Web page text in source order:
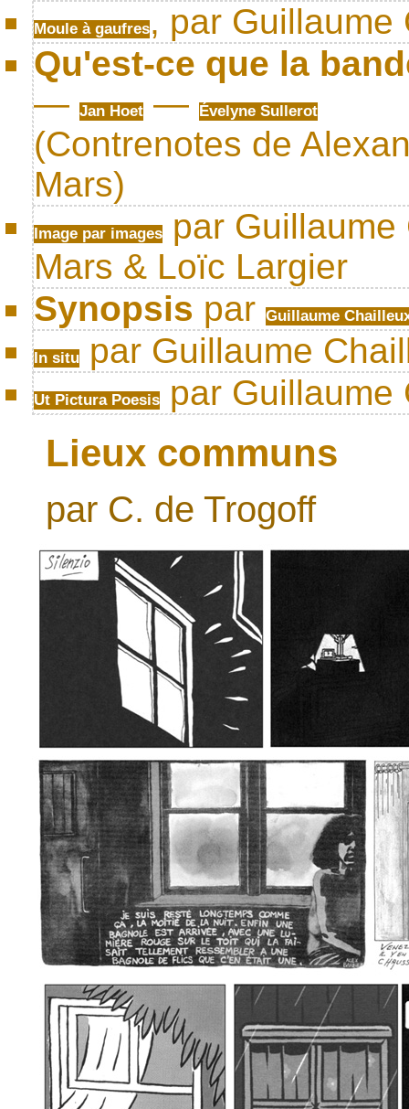
Moule à gaufres, par Guillaume
Qu'est-ce que la
— Jan Hoet — Évelyne Sullerot
(Contrenotes de
Mars)
Image par images
par
Mars & Loïc Largier
Synopsis par Guillaume
In situ par Guillaume
Ut Pictura Poesis par Guillaume
Lieux communs
par C. de Trogoff